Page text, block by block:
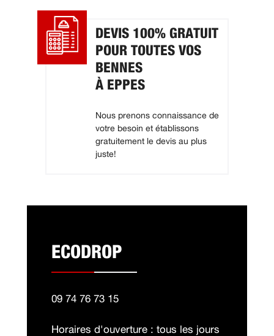
DEVIS 100% GRATUIT
POUR TOUTES VOS
BENNES
À EPPES
Nous prenons connaissance de
votre besoin et établissons
gratuitement le devis au plus
juste!
ECODROP
09 74 76 73 15
Horaires d'ouverture : tous les jours